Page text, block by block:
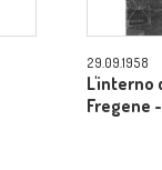
29.09.1958
L'interno
Fregene